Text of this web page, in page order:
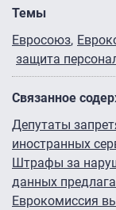
Темы
Евросоюз
защита
Связанное
Депутаты
иностранных
Штрафы за
данных
Еврокомиссия